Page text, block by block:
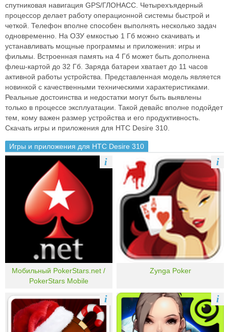
спутниковая навигация GPS/ГЛОНАСС. Четырехъядерный
процессор делает работу операционной системы быстрой и
четкой. Телефон вполне способен выполнять несколько задач
одновременно. На ОЗУ емкостью 1 Гб можно скачивать и
устанавливать мощные программы и приложения: игры и
фильмы. Встроенная память на 4 Гб может быть дополнена
флеш-картой до 32 Гб. Заряда батареи хватает до 11 часов
активной работы устройства. Представленная модель является
новинкой с качественными техническими характеристиками.
Реальные достоинства и недостатки могут быть выявлены
только в процессе эксплуатации. Такой девайс вполне подойдет
тем, кому важен размер устройства и его продуктивность.
Скачать игры и приложения для HTC Desire 310.
Игры и приложения для HTC Desire 310
Мобильный PokerStars.net /
PokerStars Mobile
i
Zynga Poker
i
i i